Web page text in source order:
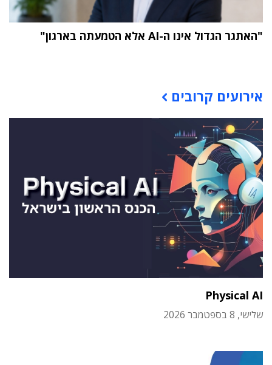
"האתגר הגדול אינו ה-AI אלא הטמעתה בארגון"
אירועים קרובים
Physical AI
שלישי, 8 בספטמבר 2026